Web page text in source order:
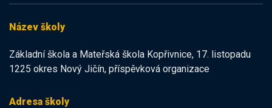
Název školy
Základní škola a Mateřská škola Kopřivnice, 17. listopadu
1225 okres Nový Jičín, příspěvková organizace
Adresa školy